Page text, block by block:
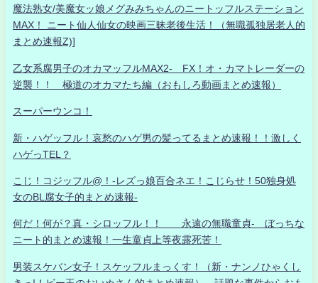
魔法熟女/美魔女ッ娘メグみみちゃんのニートッフルステーション
MAX！ ニート仙人仙女の映画三昧老後生活！（無職孤独居老人的
まとめ速報Z)]
乙女系腐男子のオカマッフルMAX2- FX！オ・カマトレーダーの
逆襲！！ 極道のオカマたち編（おもしろ動画まとめ速報）
スーパーウンコ！
新・ハゲッフル！哀愁のハゲ男の髪ってるまとめ速報！！激しく
ハゲっTEL？
こじ！コジッフル@！-レズっ娘百合ネエ！こじらせ！50独身処
女のBL腐女子的まとめ速報-
何だ！何が？真・シロッフル！！ 永遠の無職童貞- ぼっちな
ニート的まとめ速報！一生童貞上等夜露死苦！
男装スケバン女子！スケッフルまっくす！（新・ナンノひゃくし